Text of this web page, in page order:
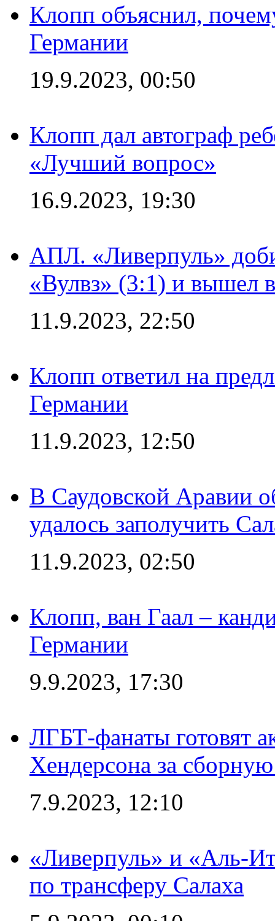
Клопп объяснил,
Германии
19.9.2023, 00:50
Клопп дал автограф
«Лучший вопрос»
16.9.2023, 19:30
АПЛ. «Ливерпуль»
«Вулвз» (3:1) и вышел
11.9.2023, 22:50
Клопп ответил на
Германии
11.9.2023, 12:50
В Саудовской Аравии
удалось заполучить
11.9.2023, 02:50
Клопп, ван Гаал –
Германии
9.9.2023, 17:30
ЛГБТ-фанаты готовят
Хендерсона за
7.9.2023, 12:10
«Ливерпуль» и «Аль-
по трансферу Салаха